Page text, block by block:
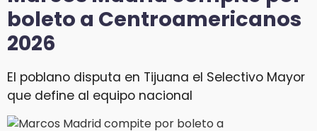
boleto a Centroamericanos
2026
El poblano disputa en Tijuana el Selectivo Mayor
que define al equipo nacional